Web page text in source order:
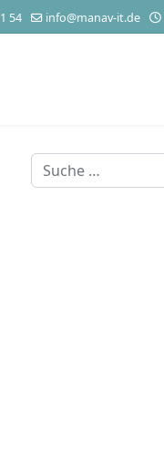
54 info@manav-it.de
Suchen